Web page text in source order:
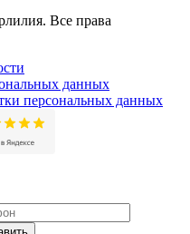
Все права
данных
персональных данных